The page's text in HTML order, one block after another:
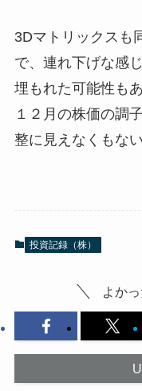
3Dマトリックスも
で、連れ下げな感
埋もれた可能性も
１２月の株価の調
整に見えなくもない
投資記録（株）
よか